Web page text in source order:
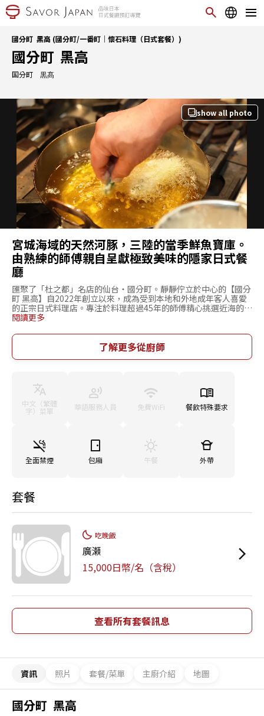
國分町 黑高 (國分町/一番町｜懷石料理（日式套餐）)
國分町 黑高
国分町 黒髙
show all photo
宮城海域的天然河豚，三陸的當季鮮魚寶庫。
由熟練的師傅親自呈獻極致美味的隱家日式餐
廳
匯聚了「杜之都」名店的仙台・國分町。靜靜佇立於中心的【國分
町 黑高】自2022年創立以來，成為受到本地和外地成年客人喜愛
的正宗日式料理店。專注於料理超過45年的師傅精心挑選近海的鮮
魚，以和x洋技法呈上充滿季節風味的菜餚。其中，幾乎全年提供
陸當季鮮魚的一魚三吃套餐也深受好評，您可以在「廣瀬」「定禪
寺」「黑高」套餐中品嚐到河豚和當季鮮魚。隔絕了繁華街道的喧
囂，安靜且風雅的和風空間，所有座位都是獨立包廂也是一個巨大
日式料理, 仙台日式料理, 日本料理, 和食, 牛舌, 海鮮, 壽司, 刺身, 仙
台站, 定禪寺大道, 勾當台公園, 一番町商店街, 仙台城遺址（青葉
城）, 瑞鳳殿, 仙台旅遊。
閱讀更多
了解更多從廚師
中文（繁體
字）菜單 華語服務人員 免費WiFi 餐飲特殊要求
全面禁煙 包廂 午餐 外帶
套餐
吃晚飯
廣瀬
15,000日幣/名（含稅）
查看所有套餐訊息
資訊 照片 套餐/菜單 主廚介紹 地圖
國分町 黑高